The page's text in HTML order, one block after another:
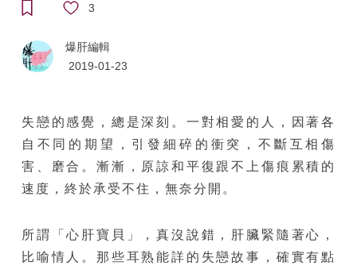
3
爆肝編輯
2019-01-23
失戀的感覺，總是深刻。一對相愛的人，因著各
自不同的期望，引發細碎的衝突，不斷互相傷
害、磨合。漸漸，原諒和平復跟不上傷痕累積的
速度，終於承受不住，無奈分開。
所謂「心肝寶貝」，真沒說錯，肝臟緊隨著心，
比喻情人。那些耳熟能詳的失戀故事，確實有點